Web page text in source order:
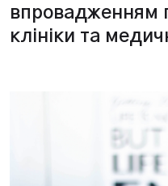
впровадженням
клініки та